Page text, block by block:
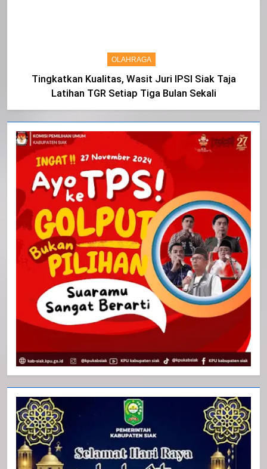
OLAHRAGA
Tingkatkan Kualitas, Wasit Juri IPSI Siak Taja
Latihan TGR Setiap Tiga Bulan Sekali